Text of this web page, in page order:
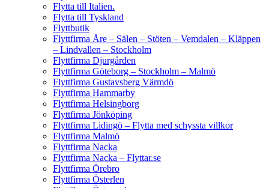
Flytta till Italien.
Flytta till Tyskland
Flyttbutik
Flyttfirma Åre – Sälen – Stöten – Vemdalen – Kläppen
– Lindvallen – Stockholm
Flyttfirma Djurgården
Flyttfirma Göteborg – Stockholm – Malmö
Flyttfirma Gustavsberg Värmdö
Flyttfirma Hammarby
Flyttfirma Helsingborg
Flyttfirma Jönköping
Flyttfirma Lidingö – Flytta med schyssta villkor
Flyttfirma Malmö
Flyttfirma Nacka
Flyttfirma Nacka – Flyttar.se
Flyttfirma Örebro
Flyttfirma Österlen